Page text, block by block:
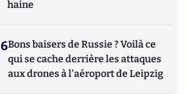
haine
6Bons baisers de Russie ? Voilà ce
qui se cache derrière les attaques
aux drones à l'aéroport de Leipzig